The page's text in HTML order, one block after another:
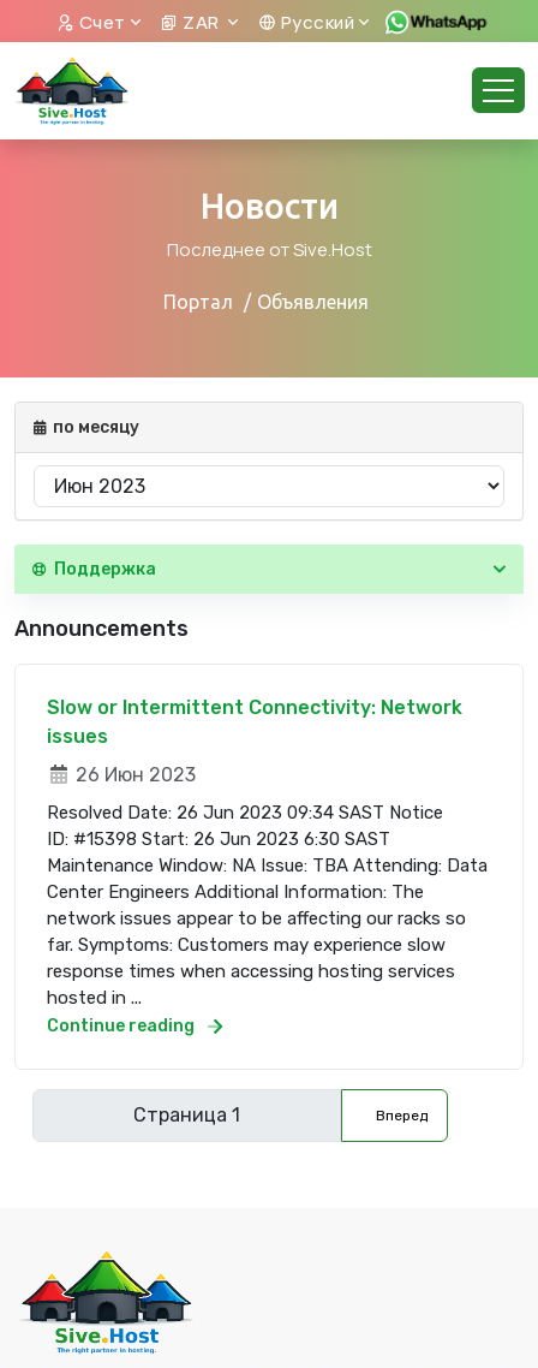
Счет ZAR Русский
Новости
Последнее от Sive.Host
Портал Объявления
по месяцу
Поддержка
Announcements
Slow or Intermittent Connectivity: Network
issues
26 Июн 2023
Resolved Date: 26 Jun 2023 09:34 SAST Notice
ID: #15398 Start: 26 Jun 2023 6:30 SAST
Maintenance Window: NA Issue: TBA Attending: Data
Center Engineers Additional Information: The
network issues appear to be affecting our racks so
far. Symptoms: Customers may experience slow
response times when accessing hosting services
hosted in ...
Continue reading
Вперед